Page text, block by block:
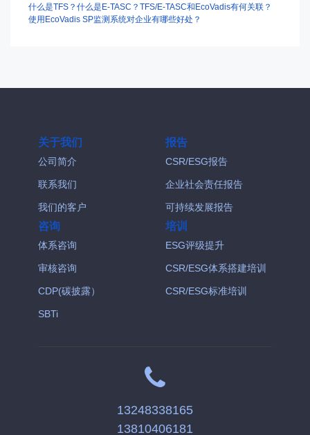
什么是TFS？什么是E-TASC？TFS/E-TASC和EcoVadis有何关联？
使用EcoVadis SP监测系统对企业有哪些好处？
关于我们
公司简介
联系我们
我们的客户
报告
CSR/ESG报告
企业社会责任报告
可持续发展报告
咨询
体系咨询
审核咨询
CDP(碳披露）
SBTi
培训
ESG评级提升
CSR/ESG体系搭建培训
CSR/ESG标准培训
13248338165
13810406181